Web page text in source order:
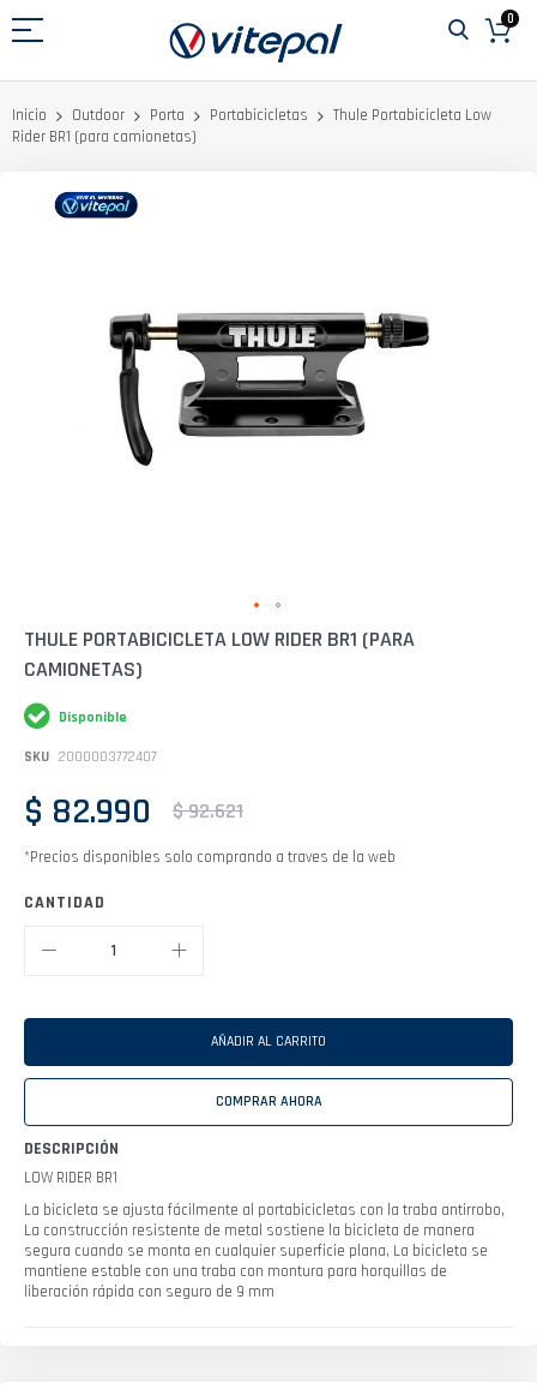
al
0
Inicio Outdoor Porta Portabicicletas
Thule Portabicicleta Low
Rider BR1 (para camionetas)
Saltar
comienzo
la
galería
de
THULE PORTABICICLETA LOW RIDER BR1 (PARA
CAMIONETAS)
Disponible
SKU 2000003772407
$ 82.990 $ 92.621
*Precios disponibles solo comprando a traves de la web
CANTIDAD
AÑADIR AL CARRITO
COMPRAR AHORA
DESCRIPCIÓN
LOW RIDER BR1
La bicicleta se ajusta fácilmente al portabicicletas con la traba antirrobo,
La construcción resistente de metal sostiene la bicicleta de manera
segura cuando se monta en cualquier superficie plana, La bicicleta se
mantiene estable con una traba con montura para horquillas de
liberación rápida con seguro de 9 mm